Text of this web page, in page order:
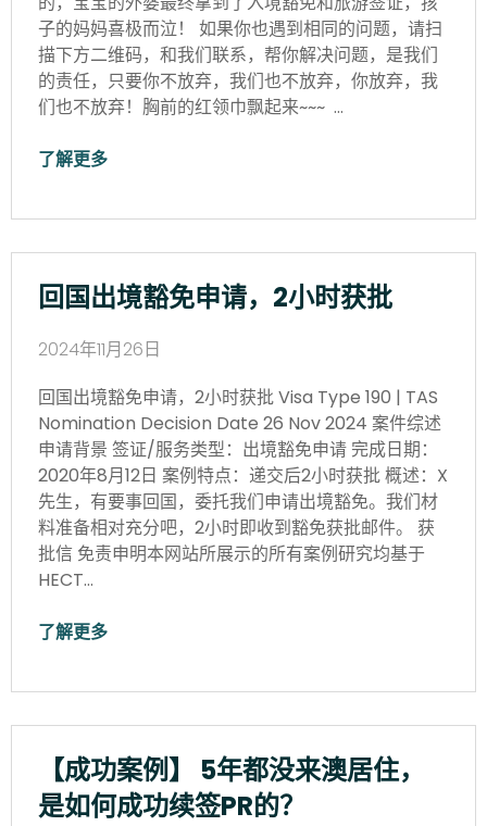
子的妈妈喜极而泣！ 如果你也遇到相同的问题，请扫
描下方二维码，和我们联系，帮你解决问题，是我们
的责任，只要你不放弃，我们也不放弃，你放弃，我
们也不放弃！胸前的红领巾飘起来~~~ …
了解更多
回国出境豁免申请，2小时获批
2024年11月26日
回国出境豁免申请，2小时获批 Visa Type 190 | TAS
Nomination Decision Date 26 Nov 2024 案件综述
申请背景 签证/服务类型：出境豁免申请 完成日期：
2020年8月12日 案例特点：递交后2小时获批 概述：X
先生，有要事回国，委托我们申请出境豁免。我们材
料准备相对充分吧，2小时即收到豁免获批邮件。 获
批信 免责申明本网站所展示的所有案例研究均基于
HECT…
了解更多
【成功案例】 5年都没来澳居住，
是如何成功续签PR的？